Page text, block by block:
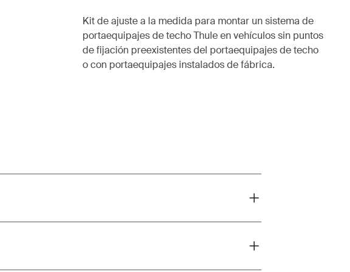
Kit de ajuste a la medida para montar un sistema de
portaequipajes de techo Thule en vehículos sin puntos
de fijación preexistentes del portaequipajes de techo
o con portaequipajes instalados de fábrica.